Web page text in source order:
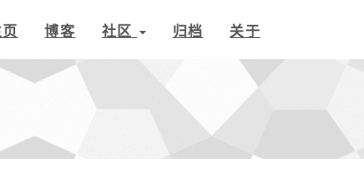
博客 社区 归档 关于